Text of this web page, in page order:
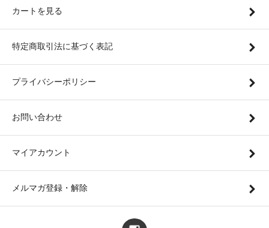
カートを見る
特定商取引法に基づく表記
プライバシーポリシー
お問い合わせ
マイアカウント
メルマガ登録・解除